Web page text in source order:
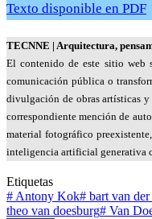
Texto disponible en PDF
TECNNE | Arquitectura,
El contenido de este sitio web
comunicación pública o
divulgación de obras artísticas y
correspondiente mención de
material fotográfico
inteligencia artificial generativa
Etiquetas
# Antony Kok# bart van
theo van doesburg# Van